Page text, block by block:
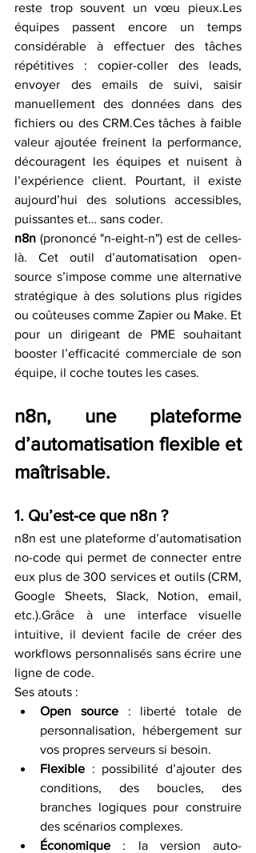
reste trop souvent un vœu pieux.Les
équipes passent encore un temps
considérable à effectuer des tâches
répétitives : copier-coller des leads,
envoyer des emails de suivi, saisir
manuellement des données dans des
fichiers ou des CRM.Ces tâches à faible
valeur ajoutée freinent la performance,
découragent les équipes et nuisent à
l’expérience client. Pourtant, il existe
aujourd’hui des solutions accessibles,
puissantes et… sans coder.
n8n (prononcé "n-eight-n") est de celles-
là. Cet outil d’automatisation open-
source s’impose comme une alternative
stratégique à des solutions plus rigides
ou coûteuses comme Zapier ou Make. Et
pour un dirigeant de PME souhaitant
booster l’efficacité commerciale de son
équipe, il coche toutes les cases.
n8n, une plateforme
d’automatisation flexible et
maîtrisable.
1. Qu’est-ce que n8n ?
n8n est une plateforme d’automatisation
no-code qui permet de connecter entre
eux plus de 300 services et outils (CRM,
Google Sheets, Slack, Notion, email,
etc.).Grâce à une interface visuelle
intuitive, il devient facile de créer des
workflows personnalisés sans écrire une
ligne de code.
Ses atouts :
Open source : liberté totale de
personnalisation, hébergement sur
vos propres serveurs si besoin.
Flexible : possibilité d’ajouter des
conditions, des boucles, des
branches logiques pour construire
des scénarios complexes.
Économique : la version auto-